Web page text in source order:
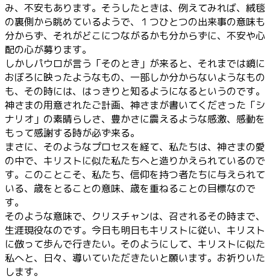
み、不安もあります。そうしたときは、例えてみれば、絨毯
の裏側から眺めているようで、１つひとつの出来事の意味も
分からず、それがどこにつながるかも分からずに、不安や心
配の心が募ります。
しかしパウロが言う「そのとき」が来ると、それまでは鏡に
おぼろに映ったようなもの、一部しか分からないようなもの
も、その時には、はっきりと知るようになるというのです。
神さまの用意されたご計画、神さまが書いてくださった「シ
ナリオ」の素晴らしさ、豊かさに震えるような感激、感動を
もって感謝する時が必ず来る。
まさに、そのようなプロセスを経て、私たちは、神さまの愛
の中で、キリストに似た私たちへと造りかえられているので
す。このことこそ、私たち、信仰を持つ者たちに与えられて
いる、歳をとることの意味、歳を重ねることの目標なので
す。
そのような意味で、クリスチャンは、召されるその時まで、
生涯現役なのです。今日も明日もキリストに従い、キリスト
に倣って歩んで行きたい。そのようにして、キリストに似た
私へと、日々、導いていただきたいと願います。お祈りいた
します。